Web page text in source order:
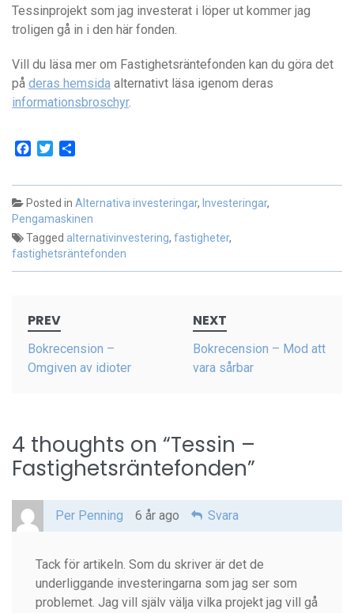
Tessinprojekt som jag investerat i löper ut kommer jag
troligen gå in i den här fonden.
Vill du läsa mer om Fastighetsräntefonden kan du göra det
på deras hemsida alternativt läsa igenom deras
informationsbroschyr.
Facebook
Twitter
Posted in Alternativa investeringar, Investeringar,
Pengamaskinen
Tagged alternativinvestering, fastigheter,
fastighetsräntefonden
navigation
PREV
Bokrecension –
Omgiven av idioter
NEXT
Bokrecension – Mod att
vara sårbar
4 thoughts on “Tessin –
Fastighetsräntefonden”
Per Penning 6 år ago Svara
Tack för artikeln. Som du skriver är det de
underliggande investeringarna som jag ser som
problemet. Jag vill själv välja vilka projekt jag vill gå